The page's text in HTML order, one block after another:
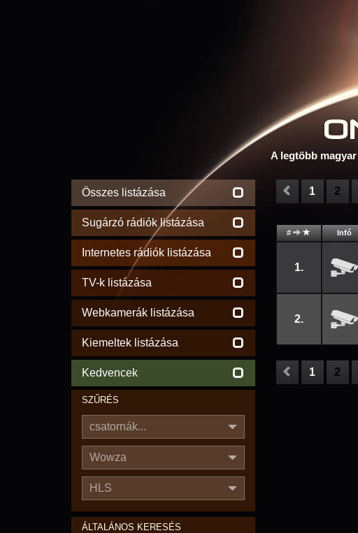
A legtöbb
Összes listázása
Sugárzó rádiók listázása
Internetes rádiók listázása
TV-k listázása
Webkamerák listázása
Kiemeltek listázása
Kedvencek
SZŰRÉS
csatornák...
Wowza
HLS
ÁLTALÁNOS KERESÉS
1 2
# Infó
1.
2.
1 2